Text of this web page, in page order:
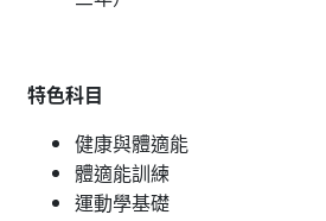
特色科目
健康與體適能
體適能訓練
運動學基礎